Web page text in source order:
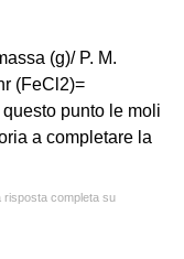
(g)/ P. M.
(FeCl2)=
punto le moli
a completare la
risposta completa su